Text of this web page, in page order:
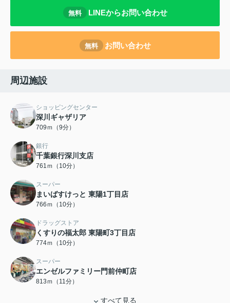
無料 LINEからお問い合わせ
無料 お問い合わせ
周辺施設
ショッピングセンター
深川ギャザリア
709ｍ（9分）
銀行
千葉銀行深川支店
761ｍ（10分）
スーパー
まいばすけっと 東陽1丁目店
766ｍ（10分）
ドラッグストア
くすりの福太郎 東陽町3丁目店
774ｍ（10分）
スーパー
エンゼルファミリー門前仲町店
813ｍ（11分）
すべて見る